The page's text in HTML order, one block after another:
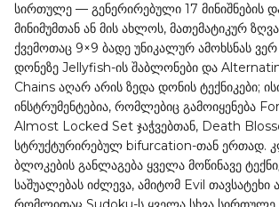
სირთულე — გენერირებული 17 მინიშნების
მინიმუმთან ან მის ახლოს, მათემატიკურ
ქვემოთაც 9×9 ბადე უნიკალურ ამოხსნას ვერ
დონეზე Jellyfish-ის შაბლონები და
Chains აღარ არის ზედა დონის ტექნიკები;
ინსტრუმენტებია, რომლებიც გამოიყენება
Almost Locked Set ჯაჭვებთან, Death
სტრუქტურირებულ bifurcation-თან ერთად.
ბლოკების განლაგება ყველა მოწინავე
საშუალებას იძლევა, ამიტომ Evil თავსატეხი